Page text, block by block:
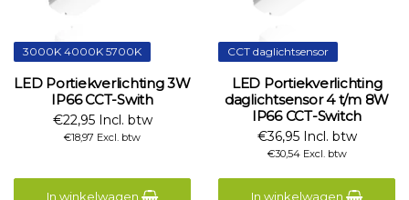
3000K 4000K 5700K
LED Portiekverlichting 3W
IP66 CCT-Swith
€22,95 Incl. btw
€18,97 Excl. btw
In winkelwagen
CCT daglichtsensor
LED Portiekverlichting
daglichtsensor 4 t/m 8W
IP66 CCT-Switch
€36,95 Incl. btw
€30,54 Excl. btw
In winkelwagen